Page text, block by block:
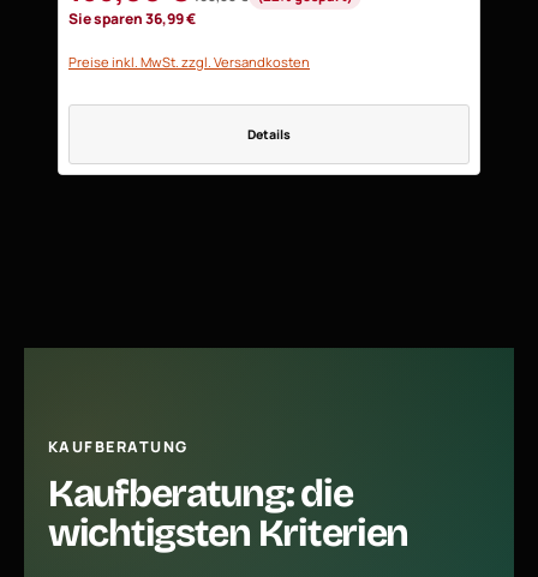
Sie sparen 36,99 €
Preise inkl. MwSt. zzgl. Versandkosten
Details
KAUFBERATUNG
Kaufberatung: die
wichtigsten Kriterien